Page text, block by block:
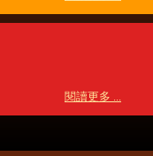
閱讀更多 ...